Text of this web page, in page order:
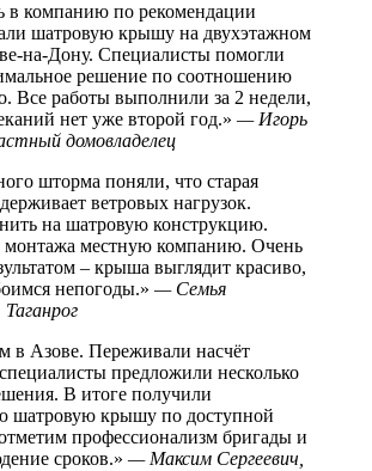
в компанию по рекомендации
шатровую крышу на двухэтажном
на-Дону. Специалисты помогли
решение по соотношению
Все работы выполнили за 2 недели,
нет уже второй год.» — Игорь
домовладелец
шторма поняли, что старая
ветровых нагрузок.
на шатровую конструкцию.
монтажа местную компанию. Очень
– крыша выглядит красиво,
непогоды.» — Семья
в Азове. Переживали насчёт
предложили несколько
В итоге получили
шатровую крышу по доступной
профессионализм бригады и
сроков.» — Максим Сергеевич,